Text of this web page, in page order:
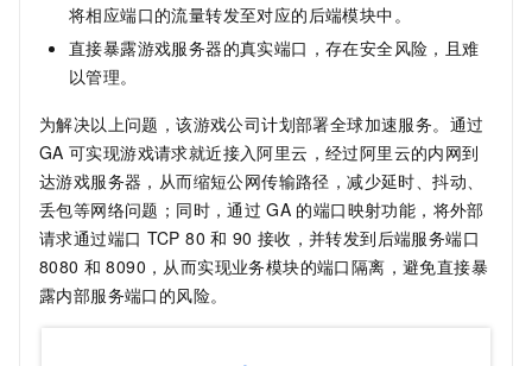
将相应端口的流量转发至对应的后端模块中。
直接暴露游戏服务器的真实端口，存在安全风险，且难
以管理。
为解决以上问题，该游戏公司计划部署全球加速服务。通过
GA 可实现游戏请求就近接入阿里云，经过阿里云的内网到
达游戏服务器，从而缩短公网传输路径，减少延时、抖动、
丢包等网络问题；同时，通过 GA 的端口映射功能，将外部
请求通过端口 TCP 80 和 90 接收，并转发到后端服务端口
8080 和 8090，从而实现业务模块的端口隔离，避免直接暴
露内部服务端口的风险。